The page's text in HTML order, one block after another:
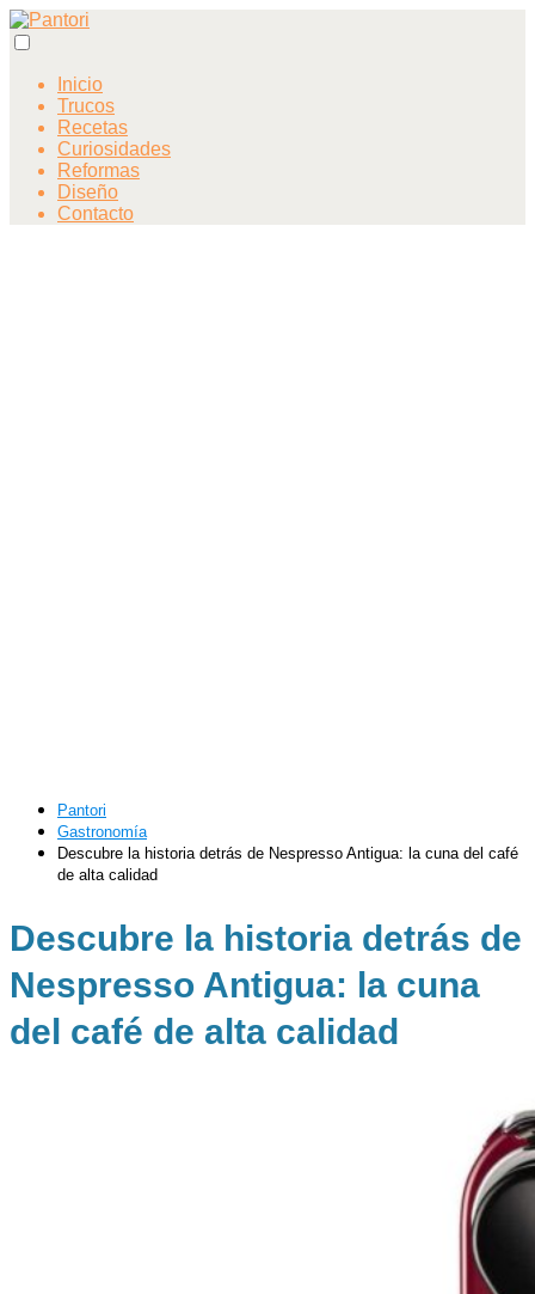
Inicio
Trucos
Recetas
Curiosidades
Reformas
Diseño
Contacto
Pantori
Gastronomía
Descubre la historia detrás de Nespresso Antigua: la cuna del café
de alta calidad
Descubre la historia detrás de
Nespresso Antigua: la cuna
del café de alta calidad